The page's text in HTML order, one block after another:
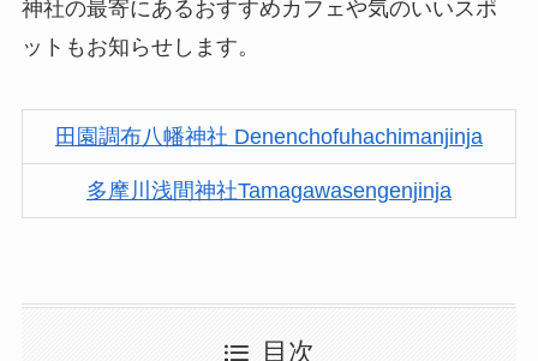
神社の最寄にあるおすすめカフェや気のいいスポ
ットもお知らせします。
田園調布八幡神社 Denenchofuhachimanjinja
多摩川浅間神社Tamagawasengenjinja
目次